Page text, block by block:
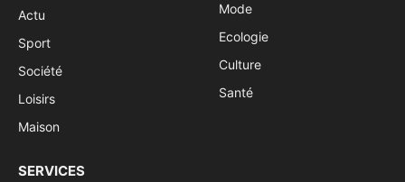
Actu
Sport
Société
Loisirs
Maison
Mode
Ecologie
Culture
Santé
SERVICES